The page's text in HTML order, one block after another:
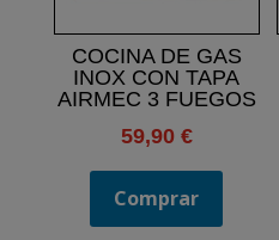
COCINA DE GAS
INOX CON TAPA
AIRMEC 3 FUEGOS
59,90 €
Comprar